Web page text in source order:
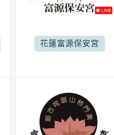
花蓮富源保安宮